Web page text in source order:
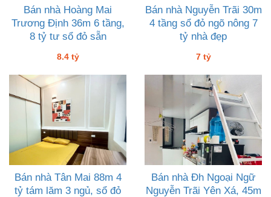
Bán nhà Hoàng Mai
Trương Định 36m 6 tầng,
8 tỷ tư sổ đỏ sẵn
8.4 tỷ
Bán nhà Nguyễn Trãi 30m
4 tầng sổ đỏ ngõ nông 7
tỷ nhà đẹp
7 tỷ
Bán nhà Tân Mai 88m 4
tỷ tám lăm 3 ngủ, sổ đỏ
Bán nhà Đh Ngoại Ngữ
Nguyễn Trãi Yên Xá, 45m